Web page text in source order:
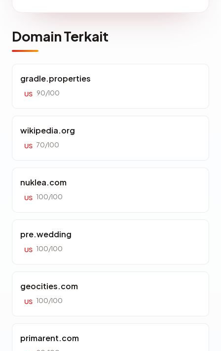
Domain Terkait
gradle.properties
US 90/100
wikipedia.org
US 70/100
nuklea.com
US 100/100
pre.wedding
US 100/100
geocities.com
US 100/100
primarent.com